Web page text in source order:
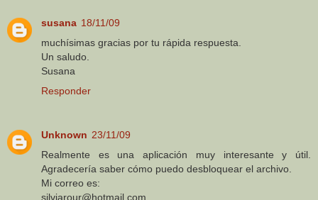
susana 18/11/09
muchísimas gracias por tu rápida respuesta.
Un saludo.
Susana
Responder
Unknown 23/11/09
Realmente es una aplicación muy interesante y útil.
Agradecería saber cómo puedo desbloquear el archivo.
Mi correo es:
silviarour@hotmail.com